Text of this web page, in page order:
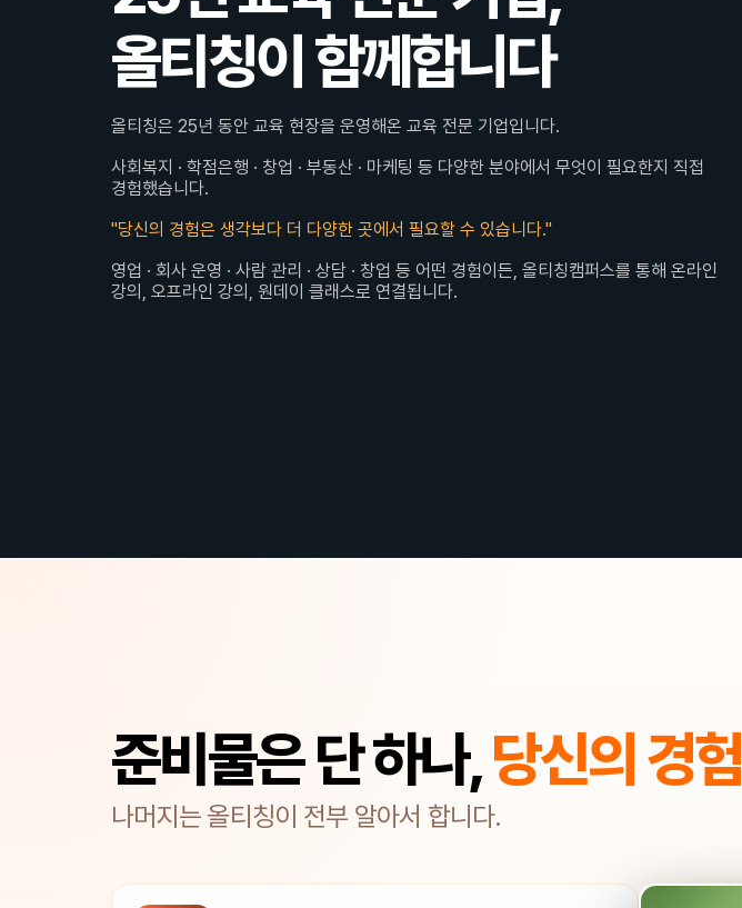
올티칭이 함께합니다
올티칭은 25년 동안 교육 현장을 운영해온 교육 전문 기업입니다.
사회복지 · 학점은행 · 창업 · 부동산 · 마케팅 등 다양한 분야에서 무엇이 필요한지 직접
경험했습니다.
"당신의 경험은 생각보다 더 다양한 곳에서 필요할 수 있습니다."
영업 · 회사 운영 · 사람 관리 · 상담 · 창업 등 어떤 경험이든, 올티칭캠퍼스를 통해 온라인
강의, 오프라인 강의, 원데이 클래스로 연결됩니다.
준비물은 단 하나,당신의 경험
나머지는 올티칭이 전부 알아서 합니다.